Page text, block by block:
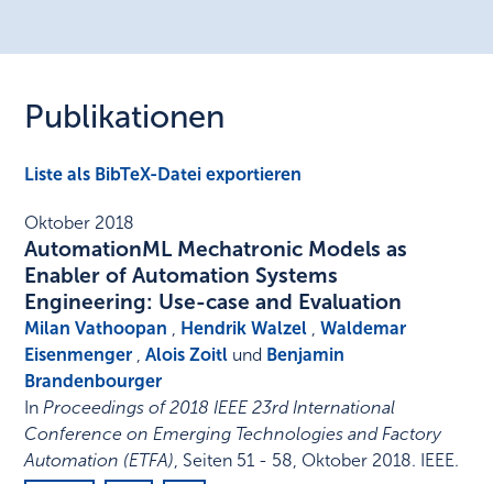
Publikationen
Liste als BibTeX-Datei exportieren
Oktober 2018
AutomationML Mechatronic Models as
Enabler of Automation Systems
Engineering: Use-case and Evaluation
Milan Vathoopan , Hendrik Walzel ,Waldemar
Eisenmenger ,Alois Zoitl und Benjamin
Brandenbourger
InProceedings of 2018 IEEE 23rd International
Conference on Emerging Technologies and Factory
Automation (ETFA), Seiten 51 - 58, Oktober 2018. IEEE.